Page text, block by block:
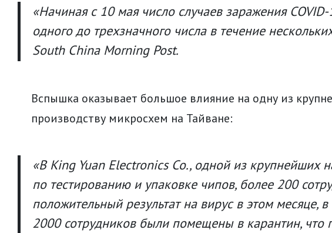
«Начиная с 10 мая число случаев заражения
одного до трехзначного числа в течение
South China Morning Post.
Вспышка оказывает большое влияние на одну из
производству микросхем на Тайване:
«В King Yuan Electronics Co., одной из крупнейших
по тестированию и упаковке чипов, более 200
положительный результат на вирус в этом месяце,
2000 сотрудников были помещены в карантин, что